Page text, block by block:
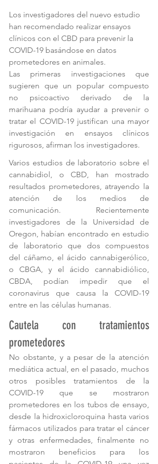
Los investigadores del nuevo estudio
han recomendado realizar ensayos
clínicos con el CBD para prevenir la
COVID-19 basándose en datos
prometedores en animales.
Las primeras investigaciones que
sugieren que un popular compuesto
no psicoactivo derivado de la
marihuana podría ayudar a prevenir o
tratar el COVID-19 justifican una mayor
investigación en ensayos clínicos
rigurosos, afirman los investigadores.
Varios estudios de laboratorio sobre el
cannabidiol, o CBD, han mostrado
resultados prometedores, atrayendo la
atención de los medios de
comunicación. Recientemente
investigadores de la Universidad de
Oregon, habían encontrado en estudio
de laboratorio que dos compuestos
del cáñamo, el ácido cannabigerólico,
o CBGA, y el ácido cannabidiólico,
CBDA, podían impedir que el
coronavirus que causa la COVID-19
entre en las células humanas.
Cautela con tratamientos
prometedores
No obstante, y a pesar de la atención
mediática actual, en el pasado, muchos
otros posibles tratamientos de la
COVID-19 que se mostraron
prometedores en los tubos de ensayo,
desde la hidroxicloroquina hasta varios
fármacos utilizados para tratar el cáncer
y otras enfermedades, finalmente no
mostraron beneficios para los